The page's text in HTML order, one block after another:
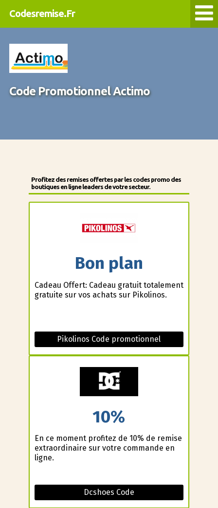
Codesremise.Fr
Code Promotionnel Actimo
Profitez des remises offertes par les codes promo des
boutiques en ligne leaders de votre secteur.
Bon plan
Cadeau Offert: Cadeau gratuit totalement
gratuite sur vos achats sur Pikolinos.
Pikolinos Code promotionnel
10%
En ce moment profitez de 10% de remise
extraordinaire sur votre commande en
ligne.
Dcshoes Code